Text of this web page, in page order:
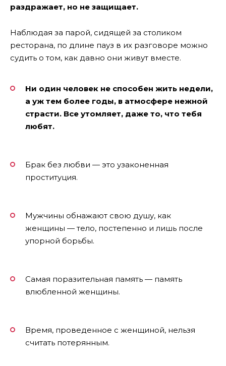
раздражает, но не защищает.
Наблюдая за парой, сидящей за столиком
ресторана, по длине пауз в их разговоре можно
судить о том, как давно они живут вместе.
Ни один человек не способен жить недели,
а уж тем более годы, в атмосфере нежной
страсти. Все утомляет, даже то, что тебя
любят.
Брак без любви — это узаконенная
проституция.
Мужчины обнажают свою душу, как
женщины — тело, постепенно и лишь после
упорной борьбы.
Самая поразительная память — память
влюбленной женщины.
Время, проведенное с женщиной, нельзя
считать потерянным.